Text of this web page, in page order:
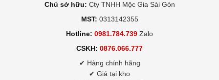
Chủ sở hữu: Cty TNHH Mộc Gia Sài Gòn
MST: 0313142355
Hotline: 0981.784.739 Zalo
CSKH: 0876.066.777
✔ Hàng chính hãng
✔ Giá tại kho